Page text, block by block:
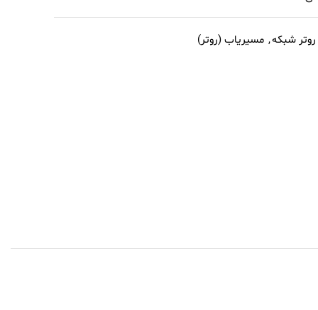
روتر شبکه, مسیریاب (روتر)